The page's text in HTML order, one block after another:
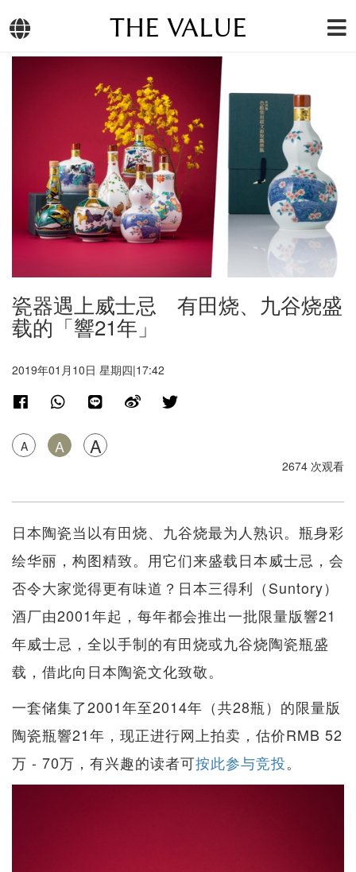
THE VALUE
瓷器遇上威士忌 有田烧、九谷烧盛
载的「響21年」
2019年01月10日 星期四|17:42
A A A
2674 次观看
日本陶瓷当以有田烧、九谷烧最为人熟识。瓶身彩
绘华丽，构图精致。用它们来盛载日本威士忌，会
否令大家觉得更有味道？日本三得利（Suntory）
酒厂由2001年起，每年都会推出一批限量版響21
年威士忌，全以手制的有田烧或九谷烧陶瓷瓶盛
载，借此向日本陶瓷文化致敬。
一套储集了2001年至2014年（共28瓶）的限量版
陶瓷瓶響21年，现正进行网上拍卖，估价RMB 52
万 - 70万，有兴趣的读者可按此参与竞投。